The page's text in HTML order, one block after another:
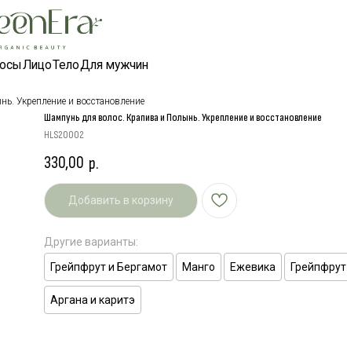
Для мужчин
Укрепление и восстановление
Шампунь для волос. Крапива и Полынь. Укрепление и восстановление
HLS20002
330,00 р.
Добавить в корзину
Другие варианты:
Грейпфрут и Бергамот
Манго Ежевика Грейпфрут
Аргана и каритэ